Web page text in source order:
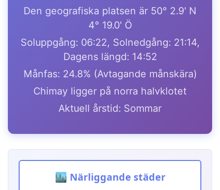
Den geografiska platsen är 50° 2.9' N
4° 19.0' Ö
Soluppgång: 06:22, Solnedgång: 21:14,
Dagens längd: 14:52
Månfas: 24.8% (Avtagande månskära)
Chimay ligger på norra halvklotet
Aktuell årstid: Sommar
🏙️ Närliggande städer